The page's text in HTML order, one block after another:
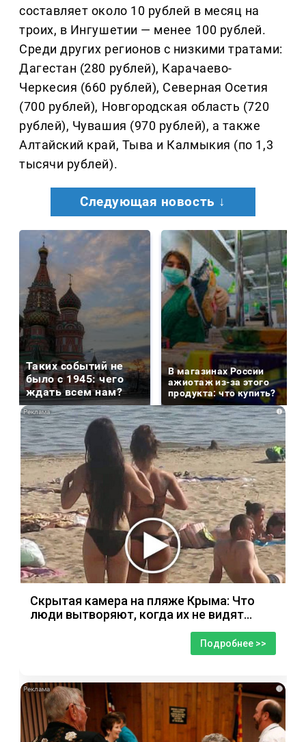
составляет около 10 рублей в месяц на
троих, в Ингушетии — менее 100 рублей.
Среди других регионов с низкими тратами:
Дагестан (280 рублей), Карачаево-
Черкесия (660 рублей), Северная Осетия
(700 рублей), Новгородская область (720
рублей), Чувашия (970 рублей), а также
Алтайский край, Тыва и Калмыкия (по 1,3
тысячи рублей).
Следующая новость ↓
Таких событий не
было с 1945: чего
ждать всем нам?
В магазинах России
ажиотаж из-за этого
продукта: что купить?
i
Скрытая камера на пляже Крыма: Что
люди вытворяют, когда их не видят...
Подробнее >>
i